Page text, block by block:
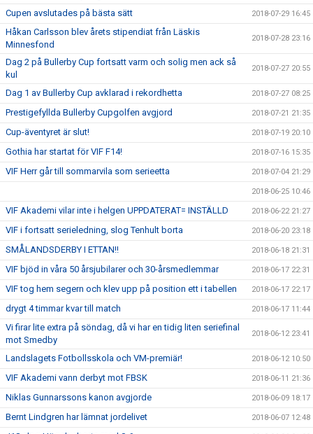
Cupen avslutades på bästa sätt 2018-07-29 16:45
Håkan Carlsson blev årets stipendiat från Läskis
Minnesfond
2018-07-28 23:16
Dag 2 på Bullerby Cup fortsatt varm och solig men ack så
kul
2018-07-27 20:55
Dag 1 av Bullerby Cup avklarad i rekordhetta 2018-07-27 08:25
Prestigefyllda Bullerby Cupgolfen avgjord 2018-07-21 21:35
Cup-äventyret är slut! 2018-07-19 20:10
Gothia har startat för VIF F14! 2018-07-16 15:35
VIF Herr går till sommarvila som serieetta 2018-07-04 21:29
2018-06-25 10:46
VIF Akademi vilar inte i helgen UPPDATERAT= INSTÄLLD 2018-06-22 21:27
VIF i fortsatt serieledning, slog Tenhult borta 2018-06-20 23:18
SMÅLANDSDERBY I ETTAN!! 2018-06-18 21:31
VIF bjöd in våra 50 årsjubilarer och 30-årsmedlemmar 2018-06-17 22:31
VIF tog hem segern och klev upp på position ett i tabellen 2018-06-17 22:17
drygt 4 timmar kvar till match 2018-06-17 11:44
Vi firar lite extra på söndag, då vi har en tidig liten seriefinal
mot Smedby
2018-06-12 23:41
Landslagets Fotbollsskola och VM-premiär! 2018-06-12 10:50
VIF Akademi vann derbyt mot FBSK 2018-06-11 21:36
Niklas Gunnarssons kanon avgjorde 2018-06-09 18:17
Bernt Lindgren har lämnat jordelivet 2018-06-07 12:48